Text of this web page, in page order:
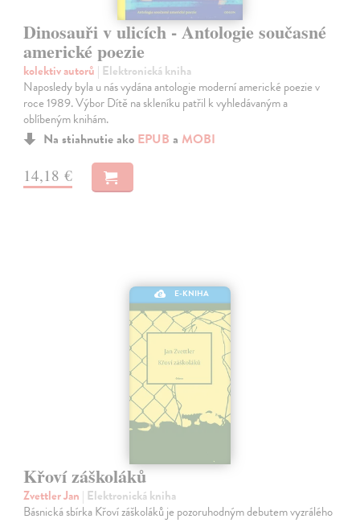
Dinosauři v ulicích - Antologie současné
americké poezie
kolektiv autorů | Elektronická kniha
Naposledy byla u nás vydána antologie moderní americké poezie v
roce 1989. Výbor Dítě na skleníku patřil k vyhledávaným a
oblíbeným knihám.
Na stiahnutie ako EPUB a MOBI
14,18 €
E-KNIHA
Křoví záškoláků
Zvettler Jan | Elektronická kniha
Básnická sbírka Křoví záškoláků je pozoruhodným debutem vyzrálého